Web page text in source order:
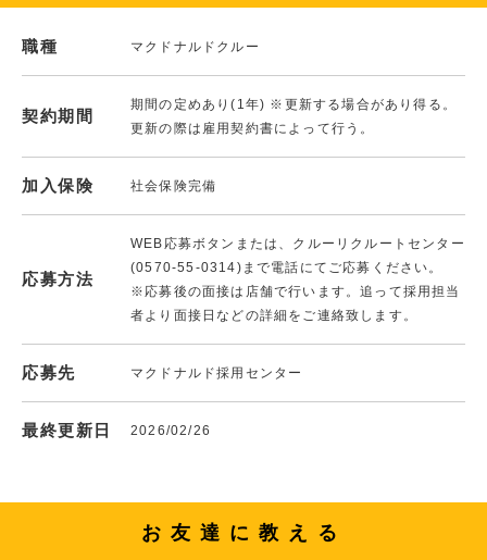
職種 マクドナルドクルー
契約期間
期間の定めあり(1年) ※更新する場合があり得る。
更新の際は雇用契約書によって行う。
加入保険 社会保険完備
応募方法
WEB応募ボタンまたは、クルーリクルートセンター
(0570-55-0314)まで電話にてご応募ください。
※応募後の面接は店舗で行います。追って採用担当
者より面接日などの詳細をご連絡致します。
応募先 マクドナルド採用センター
最終更新日 2026/02/26
お友達に教える